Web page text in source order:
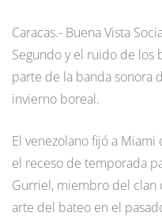
Caracas.- Buena Vista
Segundo y el ruido de los
parte de la banda sonora
invierno boreal.
El venezolano fijó a
el receso de temporada
Gurriel, miembro del clan
arte del bateo en el